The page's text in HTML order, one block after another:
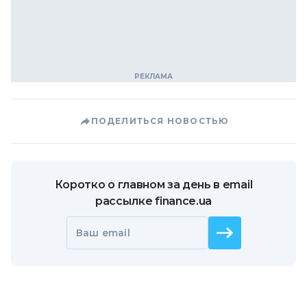
ПОДЕЛИТЬСЯ НОВОСТЬЮ
Коротко о главном за день в email
рассылке finance.ua
Ваш email